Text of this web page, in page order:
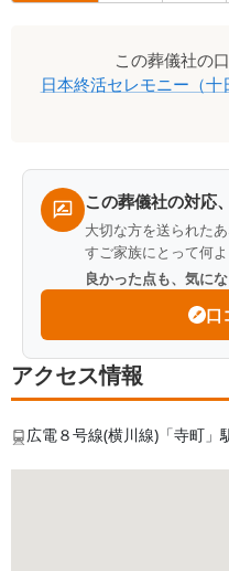
この葬儀社の
日本終活セレモニー（十
この葬儀社の対応
大切な方を送られた
すご家族にとって何
良かった点も、気に
口
アクセス情報
広電８号線(横川線)「寺町」